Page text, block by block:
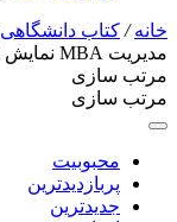
خانه/ کتاب دانشگاهی
مدیریت MBA
نمایش
مرتب سازی
مرتب سازی
محبوبیت
پربازدیدترین
جدیدترین